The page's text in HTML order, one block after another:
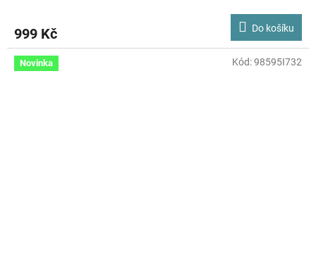
999 Kč Do košíku
Novinka Kód:98595I732